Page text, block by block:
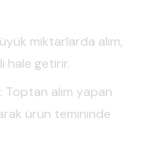
miktarlarda alım,
hale getirir.
alım yapan
ürün temininde